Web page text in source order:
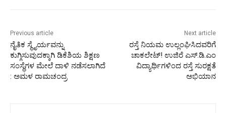
Previous article
ನೈತಿಕ ಸ್ಥೈರ್ಯವನ್ನು
ಕುಗ್ಗಿಸುವುದಕ್ಕಾಗಿ ಡಿಕೆಶಿಯ ಶಿಕ್ಷಣ
ಸಂಸ್ಥೆಗಳ ಮೇಲೆ ದಾಳಿ ನಡೆಸಲಾಗಿದೆ
: ಅಮಳ ರಾಮಚಂದ್ರ
Next article
ರಸ್ತೆ ನಿಯಮ ಉಲ್ಲಂಘಿಸಿದವರಿಗೆ
ಚಾಕಲೇಟ್! ಉಜಿರೆ ಎಸ್.ಡಿ.ಎಂ
ವಿದ್ಯಾರ್ಥಿಗಳಿಂದ ರಸ್ತೆ ಸುರಕ್ಷತೆ
ಅಭಿಯಾನ